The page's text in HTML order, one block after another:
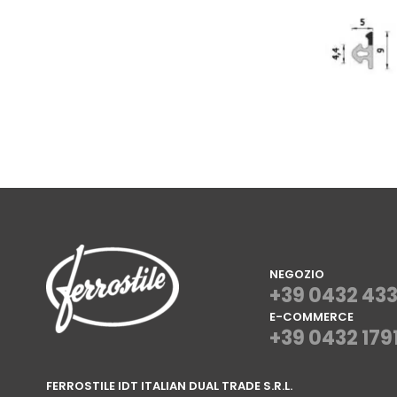
NEGOZIO
+39 0432
E-COMMERCE
+39 0432
FERROSTILE IDT ITALIAN DUAL TRADE S.R.L.